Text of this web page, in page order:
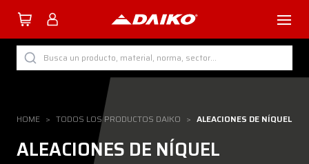
TUTTI I PRODOTTI DAIKO
Busca un producto, material, norma, sector...
HOME > TODOS LOS PRODUCTOS DAIKO > ALEACIONES DE NÍQUEL
ALEACIONES DE NÍQUEL